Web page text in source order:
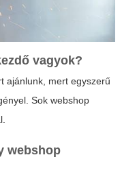
vagyok?
ajánlunk, mert egyszerű
Sok webshop
webshop